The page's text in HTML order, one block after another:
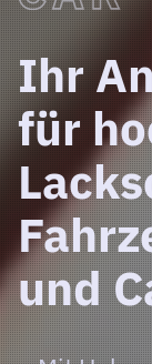
Ihr
für
und